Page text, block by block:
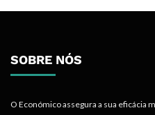
SOBRE NÓS
O Económico assegura a sua eficácia